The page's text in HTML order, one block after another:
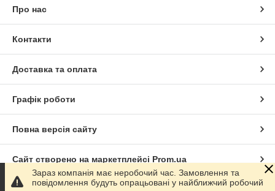
Про нас
Контакти
Доставка та оплата
Графік роботи
Повна версія сайту
Сайт створено на маркетплейсі Prom.ua
Політика конфіденційності
Зараз компанія має неробочий час. Замовлення та
повідомлення будуть опрацьовані у найближчий робочий